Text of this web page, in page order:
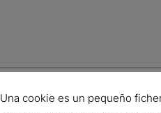
Una cookie es un pequeño